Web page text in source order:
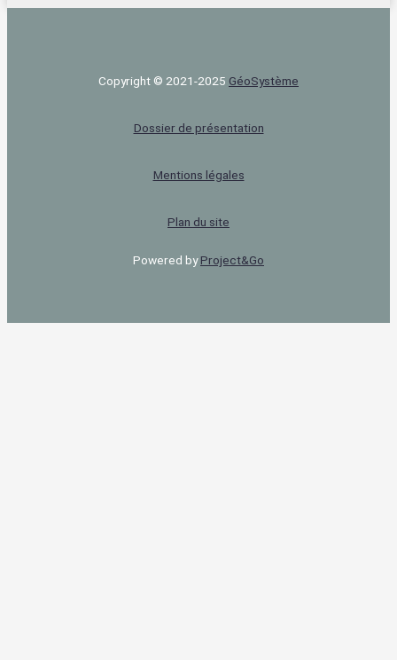
Copyright © 2021-2025 Géo‌Système
Dossier de présentation
Mentions légales
Plan du site
Powered byProject&Go